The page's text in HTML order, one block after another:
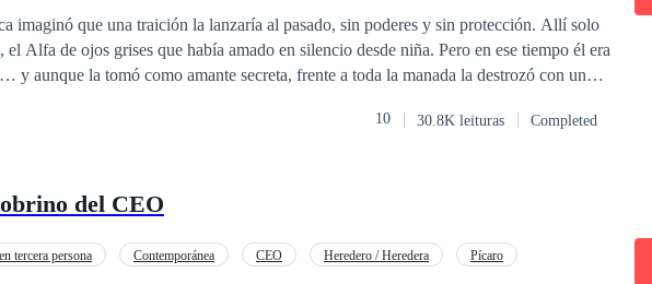
imaginó que una traición la lanzaría al pasado, sin poderes y sin protección. Allí solo
Alfa de ojos grises que había amado en silencio desde niña. Pero en ese tiempo él era
y aunque la tomó como amante secreta, frente a toda la manada la destrozó con un
Alfa oscuro apareció. Cassian, enemigo mortal de Maverik, la reclamó frente a todos
en un triángulo peligroso donde cada decisión podía costarle el alma. Entre celos,
ella misma está destinada a destruirlos a ambos.
10 30.8K leituras Completed
del CEO
tercera persona Contemporánea CEO Heredero / Heredera
Pícaro